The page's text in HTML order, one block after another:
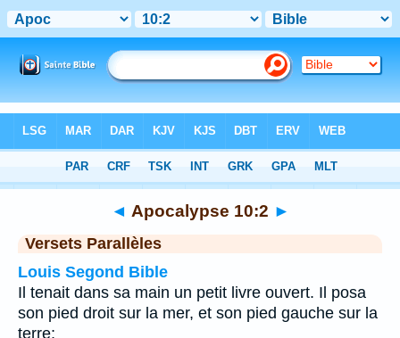
Chapitre 10 > Verset 2
◄ Apocalypse 10:2 ►
Versets Parallèles
Louis Segond Bible
Il tenait dans sa main un petit livre ouvert. Il posa
son pied droit sur la mer, et son pied gauche sur la
terre;